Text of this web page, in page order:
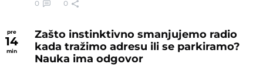
0 0
pre
14
min
Zašto instinktivno smanjujemo radio
kada tražimo adresu ili se parkiramo?
Nauka ima odgovor